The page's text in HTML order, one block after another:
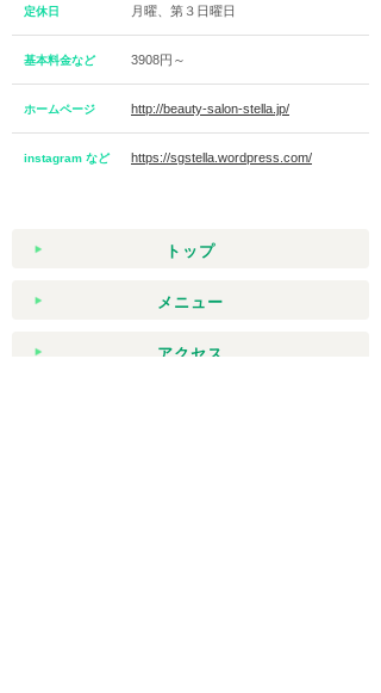
定休日 月曜、第３日曜日
基本料金など 3908円～
ホームページ http://beauty-salon-stella.jp/
instagram など https://sgstella.wordpress.com/
トップ
メニュー
アクセス